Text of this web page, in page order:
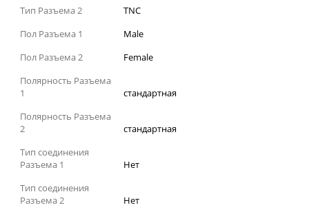
Тип Разъема 2
TNC
Пол Разъема 1
Male
Пол Разъема 2
Female
Полярность Разъема
1
стандартная
Полярность Разъема
2
стандартная
Тип соединения
Разъема 1
Нет
Тип соединения
Разъема 2
Нет